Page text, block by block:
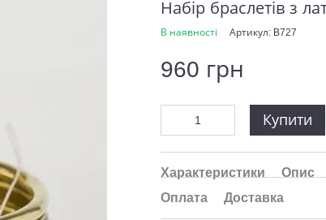
Набір браслетів з
В наявності Артикул: B727
960 грн
Купити
Характеристики
Опис
Оплата
Доставка